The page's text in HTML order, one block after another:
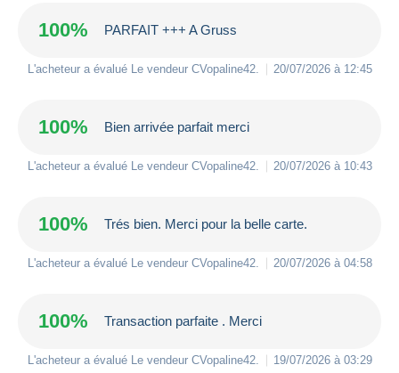
100% PARFAIT +++ A Gruss
L'acheteur a évalué Le vendeur CVopaline42 20/07/2026 à 12:45
100% Bien arrivée parfait merci
L'acheteur a évalué Le vendeur CVopaline42 20/07/2026 à 10:43
100% Trés bien. Merci pour la belle carte.
L'acheteur a évalué Le vendeur CVopaline42 20/07/2026 à 04:58
100% Transaction parfaite . Merci
L'acheteur a évalué Le vendeur CVopaline42 19/07/2026 à 03:29